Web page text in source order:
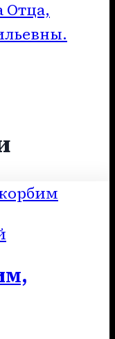
Отца,